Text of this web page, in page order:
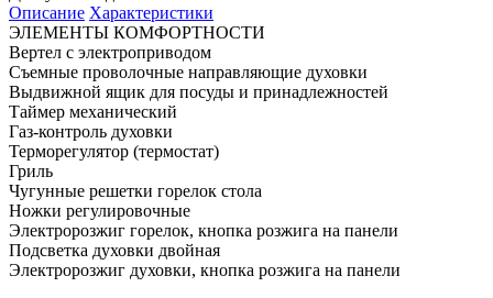
Описание Характеристики
ЭЛЕМЕНТЫ КОМФОРТНОСТИ
Вертел с электроприводом
Съемные проволочные направляющие духовки
Выдвижной ящик для посуды и принадлежностей
Таймер механический
Газ-контроль духовки
Терморегулятор (термостат)
Гриль
Чугунные решетки горелок стола
Ножки регулировочные
Электророзжиг горелок, кнопка розжига на панели
Подсветка духовки двойная
Электророзжиг духовки, кнопка розжига на панели